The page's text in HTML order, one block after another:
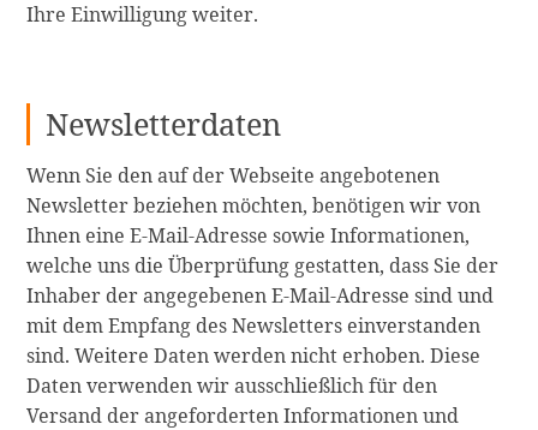
Ihre Einwilligung weiter.
Newsletterdaten
Wenn Sie den auf der Webseite angebotenen
Newsletter beziehen möchten, benötigen wir von
Ihnen eine E-Mail-Adresse sowie Informationen,
welche uns die Überprüfung gestatten, dass Sie der
Inhaber der angegebenen E-Mail-Adresse sind und
mit dem Empfang des Newsletters einverstanden
sind. Weitere Daten werden nicht erhoben. Diese
Daten verwenden wir ausschließlich für den
Versand der angeforderten Informationen und